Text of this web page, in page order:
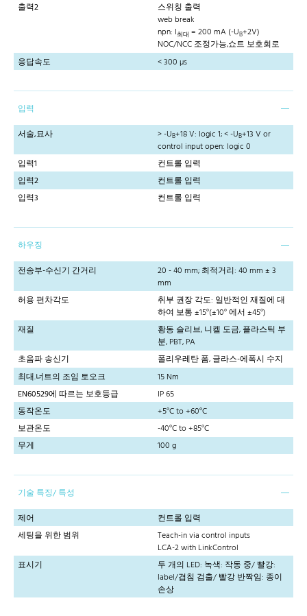
출력2
스위칭 출력
web break
npn: I최대 = 200 mA (-UB+2V)
NOC/NCC 조정가능,쇼트 보호회로
응답속도
< 300 µs
입력
서술,묘사
> -UB+18 V: logic 1; < -UB+13 V or
control input open: logic 0
입력1
컨트롤 입력
입력2
컨트롤 입력
입력3
컨트롤 입력
하우징
전송부-수신기 간거리
20 - 40 mm; 최적거리: 40 mm ± 3
mm
허용 편차각도
취부 권장 각도: 일반적인 재질에 대
하여 보통 ±15°(±10° 에서 ±45°)
재질
황동 슬리브, 니켈 도금, 플라스틱 부
분, PBT, PA
초음파 송신기
폴리우레탄 폼, 글라스-에폭시 수지
최대.너트의 조임 토오크
15 Nm
EN60529에 따르는 보호등급
IP 65
동작온도
+5°C to +60°C
보관온도
-40°C to +85°C
무게
100 g
기술 특징/ 특성
제어
컨트롤 입력
세팅을 위한 범위
Teach-in via control inputs
LCA-2 with LinkControl
표시기
두 개의 LED: 녹색: 작동 중/ 빨강:
label/겹침 검출/ 빨강 반짝임: 종이
손상